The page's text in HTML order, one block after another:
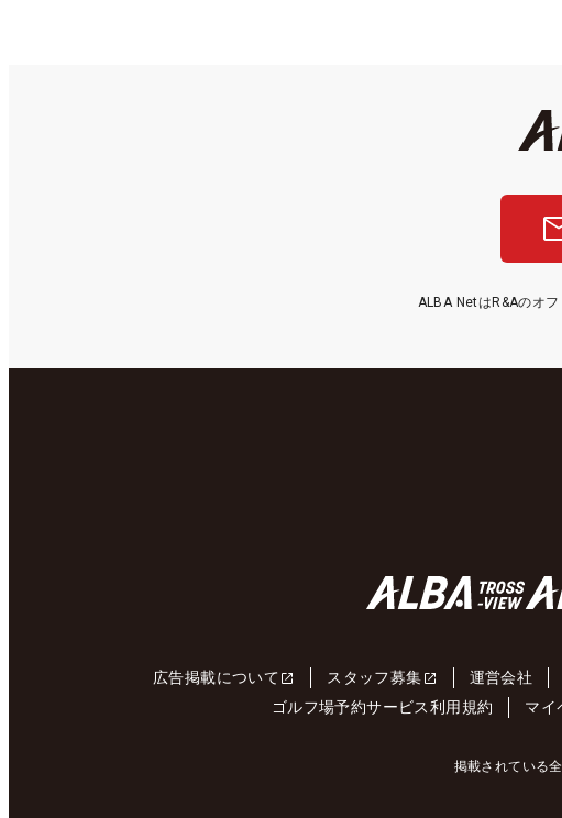
ALBA NetはR&Aのオ
広告掲載について スタッフ募集 運営会社
ゴルフ場予約サービス利用規約
マイ
掲載されている